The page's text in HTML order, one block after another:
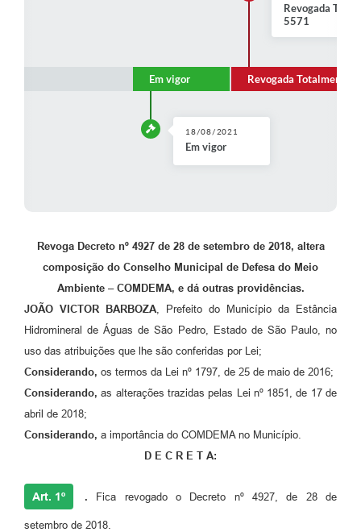
Em vigor
18/08/2021
Em vigor
Revogada Totalmente
Revogada
5571
Revoga Decreto nº 4927 de 28 de setembro de 2018, altera
composição do Conselho Municipal de Defesa do Meio
Ambiente – COMDEMA, e dá outras providências.
JOÃO VICTOR BARBOZA , Prefeito do Município da Estância
Hidromineral de Águas de São Pedro, Estado de São Paulo, no
uso das atribuições que lhe são conferidas por Lei;
Considerando, os termos da Lei nº 1797, de 25 de maio de 2016;
Considerando,as alterações trazidas pelas Lei nº 1851, de 17 de
abril de 2018;
Considerando, a importância do COMDEMA no Município.
D E C R E T A:
Art. 1º . Fica revogado o Decreto nº 4927, de 28 de
setembro de 2018.